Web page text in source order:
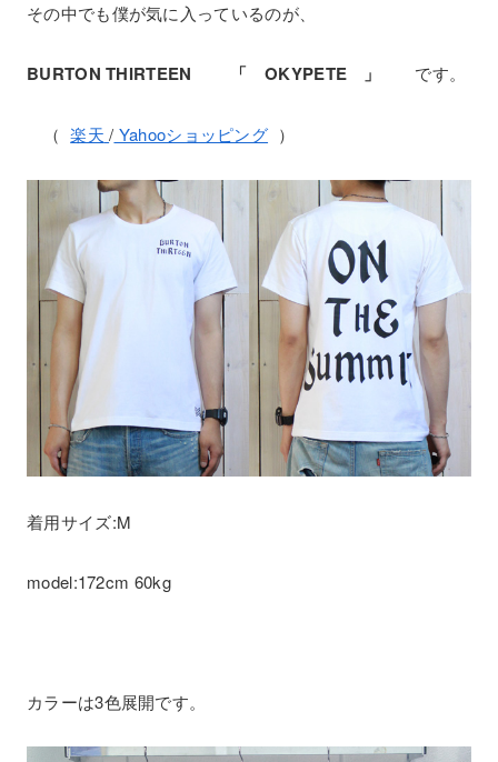
その中でも僕が気に入っているのが、
BURTON THIRTEEN 「 OKYPETE 」 です。
（楽天 / Yahooショッピング ）
着用サイズ:M
model:172cm 60kg
カラーは3色展開です。